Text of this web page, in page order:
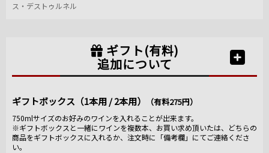
ス・デストゥルネル
ギフト(有料)
追加について
ギフトボックス（1本用 / 2本用） （有料275円）
750mlサイズのお好みのワインを入れることが出来ます。
※ギフトボックスと一緒にワインを複数本、お買い求め頂いたは、どちらの
商品をギフトボックスに入れるか、注文時に「備考欄」にてご連絡くださ
い。